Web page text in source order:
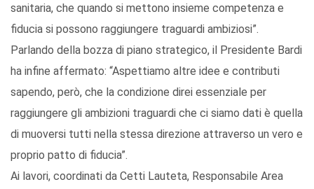
sanitaria, che quando si mettono insieme competenza e
fiducia si possono raggiungere traguardi ambiziosi”.
Parlando della bozza di piano strategico, il Presidente Bardi
ha infine affermato: “Aspettiamo altre idee e contributi
sapendo, però, che la condizione direi essenziale per
raggiungere gli ambizioni traguardi che ci siamo dati è quella
di muoversi tutti nella stessa direzione attraverso un vero e
proprio patto di fiducia”.
Ai lavori, coordinati da Cetti Lauteta, Responsabile Area